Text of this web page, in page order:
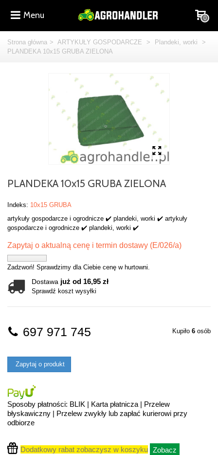
Menu 0
Strona główna > ARTYKUŁY GOSPODARCZE > Plandeki, worki
>
PLANDEKA 10x15 GRUBA ZIELONA
PLANDEKA 10x15 GRUBA ZIELONA
Indeks: 10x15 GRUBA
artykuły gospodarcze i ogrodnicze ✔️ plandeki, worki ✔️ artykuły
gospodarcze i ogrodnicze ✔️ plandeki, worki ✔️
Zapytaj o aktualną cenę i termin dostawy (E/026/a)
Zadzwoń! Sprawdzimy dla Ciebie cenę w hurtowni.
Dostawa już od 16,95 zł
Sprawdź koszt wysyłki
Kupiło 6 osób
697 971 745
Zapytaj o produkt
Sposoby płatności: BLIK | Karta płatnicza | Przelew
błyskawiczny | Przelew zwykły lub zapłać kurierowi przy
odbiorze
Dodatkowy rabat zobaczysz w koszyku Zobacz